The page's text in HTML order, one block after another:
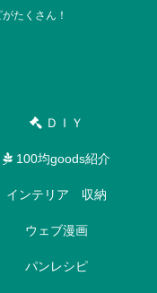
たくさん！
ＤＩＹ
100均goods紹介
インテリア 収納
ウェブ漫画
パンレシピ